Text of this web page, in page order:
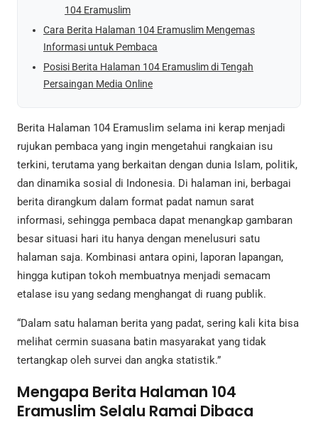
104 Eramuslim
Cara Berita Halaman 104 Eramuslim Mengemas
Informasi untuk Pembaca
Posisi Berita Halaman 104 Eramuslim di Tengah
Persaingan Media Online
Berita Halaman 104 Eramuslim selama ini kerap menjadi
rujukan pembaca yang ingin mengetahui rangkaian isu
terkini, terutama yang berkaitan dengan dunia Islam, politik,
dan dinamika sosial di Indonesia. Di halaman ini, berbagai
berita dirangkum dalam format padat namun sarat
informasi, sehingga pembaca dapat menangkap gambaran
besar situasi hari itu hanya dengan menelusuri satu
halaman saja. Kombinasi antara opini, laporan lapangan,
hingga kutipan tokoh membuatnya menjadi semacam
etalase isu yang sedang menghangat di ruang publik.
“Dalam satu halaman berita yang padat, sering kali kita bisa
melihat cermin suasana batin masyarakat yang tidak
tertangkap oleh survei dan angka statistik.”
Mengapa Berita Halaman 104
Eramuslim Selalu Ramai Dibaca